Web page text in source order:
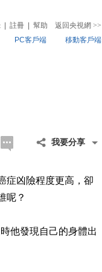
註冊 幫助 返回央視網 >>
PC客戶端
移動客戶端
我要分享
症凶險程度更高，卻
呢？
他發現自己的身體出